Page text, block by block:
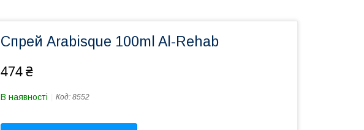
Спрей Arabisque 100ml Al-Rehab
474 ₴
В наявності Код: 8552